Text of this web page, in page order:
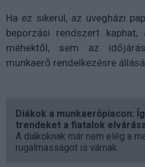
Ha ez sikerül, az üvegházi
beporzási rendszert
méhektől, sem az
munkaerő rendelkezésre
Diákok a munkaerőpiacon:
trendeket a fiatalok
A diákoknak már nem elég a
rugalmasságot is várnak.